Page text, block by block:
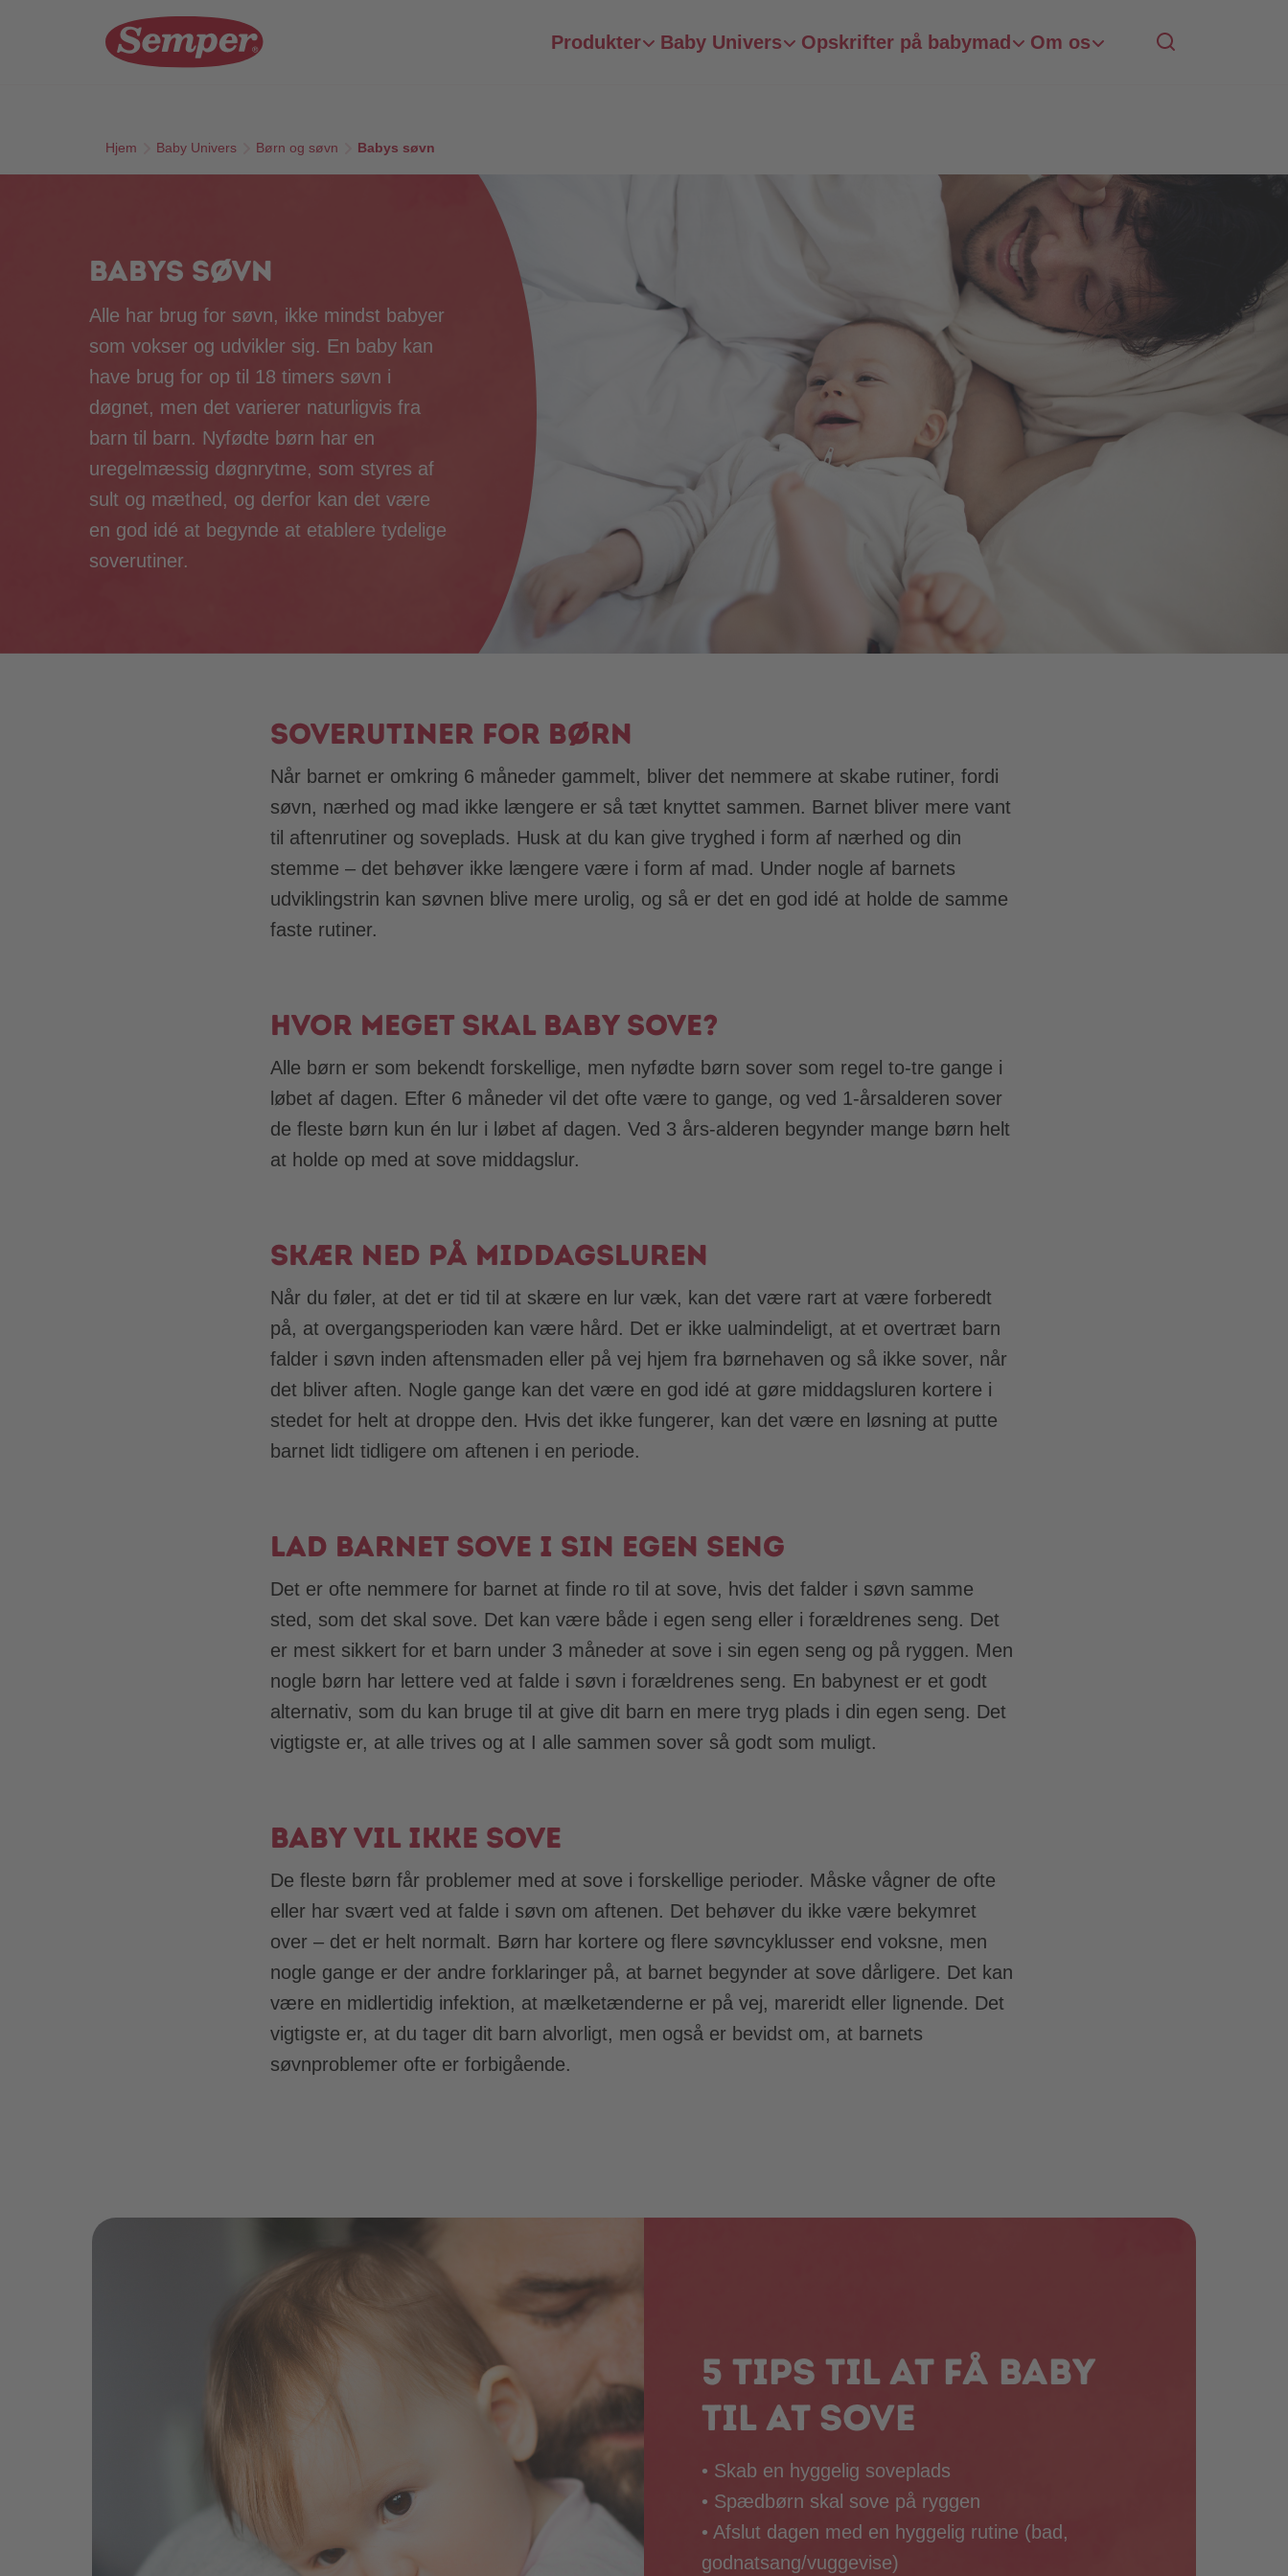
Skip to main content
Produkter Baby Univers Opskrifter på babymad Om os
Hjem Baby Univers Børn og søvn Babys søvn
Babys søvn
Alle har brug for søvn, ikke mindst babyer
som vokser og udvikler sig. En baby kan
have brug for op til 18 timers søvn i
døgnet, men det varierer naturligvis fra
barn til barn. Nyfødte børn har en
uregelmæssig døgnrytme, som styres af
sult og mæthed, og derfor kan det være
en god idé at begynde at etablere tydelige
soverutiner.
Soverutiner for børn
Når barnet er omkring 6 måneder gammelt, bliver det nemmere at skabe rutiner, fordi
søvn, nærhed og mad ikke længere er så tæt knyttet sammen. Barnet bliver mere vant
til aftenrutiner og soveplads. Husk at du kan give tryghed i form af nærhed og din
stemme – det behøver ikke længere være i form af mad. Under nogle af barnets
udviklingstrin kan søvnen blive mere urolig, og så er det en god idé at holde de samme
faste rutiner.
Hvor meget skal baby sove?
Alle børn er som bekendt forskellige, men nyfødte børn sover som regel to-tre gange i
løbet af dagen. Efter 6 måneder vil det ofte være to gange, og ved 1-årsalderen sover
de fleste børn kun én lur i løbet af dagen. Ved 3 års-alderen begynder mange børn helt
at holde op med at sove middagslur.
Skær ned på middagsluren
Når du føler, at det er tid til at skære en lur væk, kan det være rart at være forberedt
på, at overgangsperioden kan være hård. Det er ikke ualmindeligt, at et overtræt barn
falder i søvn inden aftensmaden eller på vej hjem fra børnehaven og så ikke sover, når
det bliver aften. Nogle gange kan det være en god idé at gøre middagsluren kortere i
stedet for helt at droppe den. Hvis det ikke fungerer, kan det være en løsning at putte
barnet lidt tidligere om aftenen i en periode.
Lad barnet sove i sin egen seng
Det er ofte nemmere for barnet at finde ro til at sove, hvis det falder i søvn samme
sted, som det skal sove. Det kan være både i egen seng eller i forældrenes seng. Det
er mest sikkert for et barn under 3 måneder at sove i sin egen seng og på ryggen. Men
nogle børn har lettere ved at falde i søvn i forældrenes seng. En babynest er et godt
alternativ, som du kan bruge til at give dit barn en mere tryg plads i din egen seng. Det
vigtigste er, at alle trives og at I alle sammen sover så godt som muligt.
Baby vil ikke sove
De fleste børn får problemer med at sove i forskellige perioder. Måske vågner de ofte
eller har svært ved at falde i søvn om aftenen. Det behøver du ikke være bekymret
over – det er helt normalt. Børn har kortere og flere søvncyklusser end voksne, men
nogle gange er der andre forklaringer på, at barnet begynder at sove dårligere. Det kan
være en midlertidig infektion, at mælketænderne er på vej, mareridt eller lignende. Det
vigtigste er, at du tager dit barn alvorligt, men også er bevidst om, at barnets
søvnproblemer ofte er forbigående.
5 tips til at få baby
til at sove
• Skab en hyggelig soveplads
• Spædbørn skal sove på ryggen
• Afslut dagen med en hyggelig rutine (bad,
godnatsang/vuggevise)